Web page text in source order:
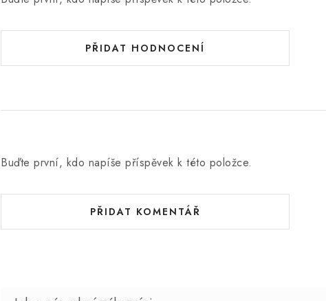
PŘIDAT HODNOCENÍ
Buďte první, kdo napíše příspěvek k této položce.
PŘIDAT KOMENTÁŘ